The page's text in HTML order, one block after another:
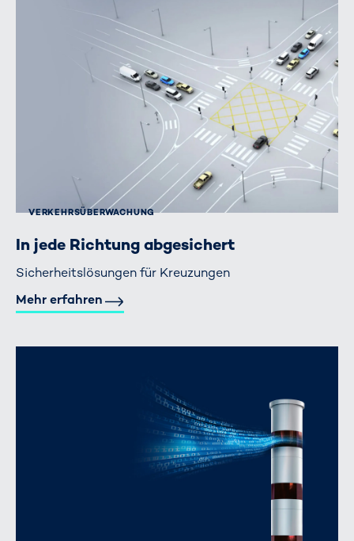
VERKEHRS­ÜBERWACHUNG
In jede Richtung abgesichert
Sicherheitslösungen für Kreuzungen
Mehr erfahren